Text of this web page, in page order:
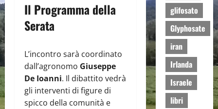
​Il Programma della
Serata
​L’incontro sarà coordinato
dall’agronomo Giuseppe
De Ioanni. Il dibattito vedrà
gli interventi di figure di
spicco della comunità e
glifosato
Glyphosate
iran
Irlanda
Israele
libri